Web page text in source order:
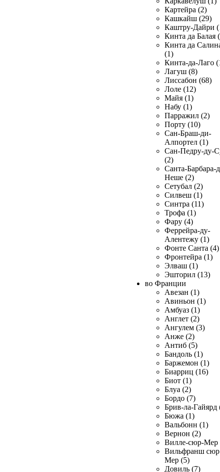
Картейра (2)
Кашкайш (29)
Каштру-Дайри
Кинта да Балая
Кинта да
(1)
Кинта-да-Лаго
Лагуш (8)
Лиссабон (68)
Лоле (12)
Майя (1)
Набу (1)
Парражил (2)
Порту (10)
Сан-Браш-ди-
Алпортел (1)
Сан-Педру-ду-
(2)
Санта-Барбара-
Неше (2)
Сетубал (2)
Силвеш (1)
Синтра (11)
Трофа (1)
Фару (4)
Феррейра-ду-
Алентежу (1)
Фонте Санта (4)
Фронтейра (1)
Элваш (1)
Эшторил (13)
во Франции
Авезан (1)
Авиньон (1)
Амбуаз (1)
Англет (2)
Ангулем (3)
Анже (2)
Антиб (5)
Бандоль (1)
Баржемон (1)
Биарриц (16)
Биот (1)
Блуа (2)
Бордо (7)
Брив-ла-Гайярд
Бюжа (1)
Вальбонн (1)
Вернон (2)
Вилле-сюр-Мер
Вильфранш сюр
Мер (5)
Довиль (7)